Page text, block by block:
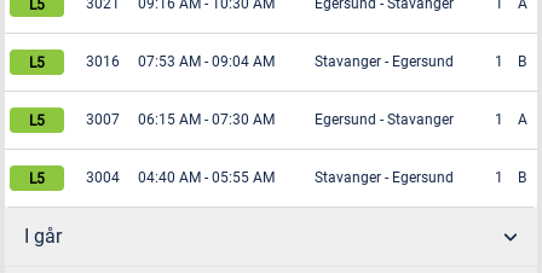
3021 09:16 AM - 10:30 AM Egersund - Stavanger 1 A
3016 07:53 AM - 09:04 AM Stavanger - Egersund 1 B
3007 06:15 AM - 07:30 AM Egersund - Stavanger 1 A
3004 04:40 AM - 05:55 AM Stavanger - Egersund 1 B
I går